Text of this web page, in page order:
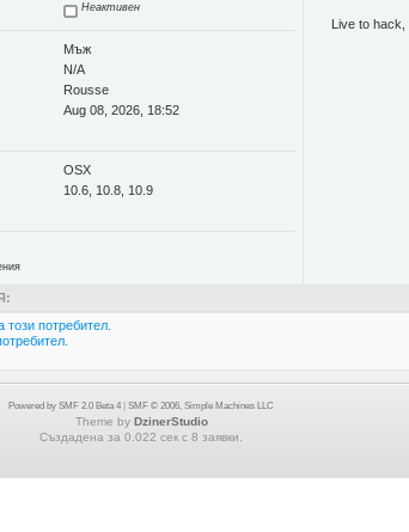
Неактивен
Мъж
N/A
Rousse
Aug 08, 2026, 18:52
OSX
10.6, 10.8, 10.9
Live to hack,
потребител.
Powered by SMF 2.0 Beta 4 SMF © 2006, Simple Machines LLC
Theme by DzinerStudio
Създадена за 0.022 сек с 8 заявки.